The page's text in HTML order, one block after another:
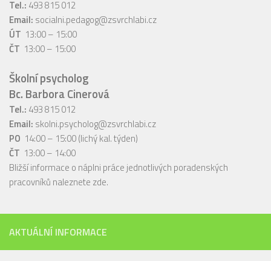
Tel.: 493 815 012
Email: socialni.pedagog@zsvrchlabi.cz
ÚT 13:00 – 15:00
ČT 13:00 – 15:00
Školní psycholog
Bc. Barbora Cinerová
Tel.: 493 815 012
Email: skolni.psycholog@zsvrchlabi.cz
PO 14:00 – 15:00 (lichý kal. týden)
ČT 13:00 – 14:00
Bližší informace o náplni práce jednotlivých poradenských
pracovníků naleznete zde.
AKTUÁLNÍ INFORMACE